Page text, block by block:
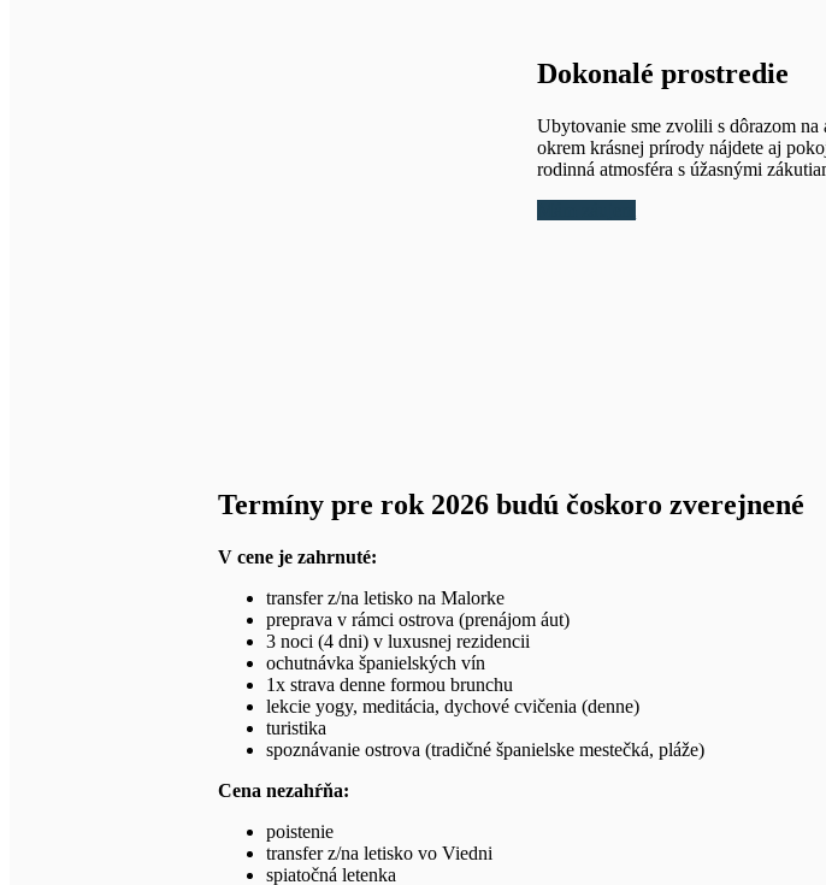
Dokonalé prostredie
Ubytovanie sme zvolili s dôrazom
okrem krásnej prírody nájdete aj
rodinná atmosféra s úžasnými
Termíny pre rok 2026 budú čoskoro zverejnené
V cene je zahrnuté:
transfer z/na letisko na Malorke
preprava v rámci ostrova (prenájom áut)
3 noci (4 dni) v luxusnej rezidencii
ochutnávka španielských vín
1x strava denne formou brunchu
lekcie yogy, meditácia, dychové cvičenia (denne)
turistika
spoznávanie ostrova (tradičné španielske mestečká, pláže)
Cena nezahŕňa:
poistenie
transfer z/na letisko vo Viedni
spiatočná letenka